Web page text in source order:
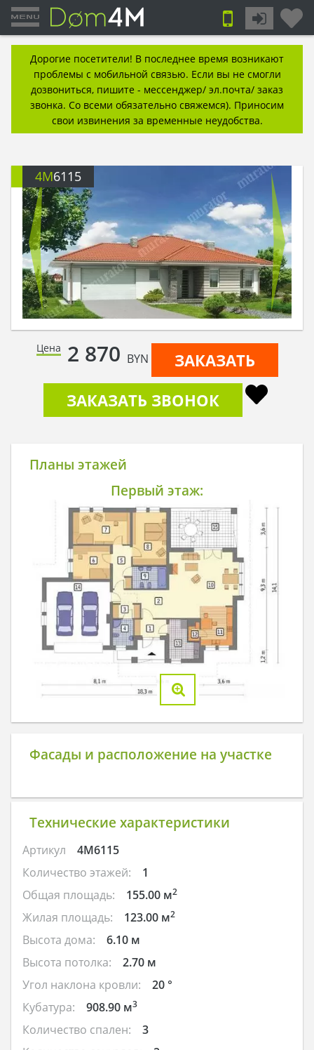
Дорогие посетители! В последнее время возникают
проблемы с мобильной связью. Если вы не смогли
дозвониться, пишите - мессенджер/ эл.почта/ заказ
звонка. Со всеми обязательно свяжемся). Приносим
свои извинения за временные неудобства.
4M6115
Цена 2 870 BYN
ЗАКАЗАТЬ
ЗАКАЗАТЬ ЗВОНОК
Планы этажей
Первый этаж:
Фасады и расположение на участке
Технические характеристики
Артикул
4M6115
Количество этажей:
1
Общая площадь:
155.00 м2
Жилая площадь: 123.00 м2
Высота дома:
6.10 м
Высота потолка:
2.70 м
Угол наклона кровли:
20 °
Кубатура:
908.90 м3
Количество спален:
3